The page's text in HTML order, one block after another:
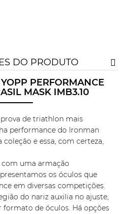
DO PRODUTO
PERFORMANCE
MASK IMB3.10
de triathlon mais
performance do Ironman
e essa, com certeza,
com uma armação
os óculos que
em diversas competições.
do nariz auxilia no ajuste,
formato de óculos. Há opções